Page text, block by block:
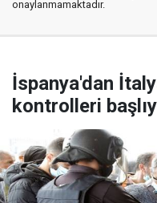
onaylanmamaktadır.
İspanya'dan
kontrolleri